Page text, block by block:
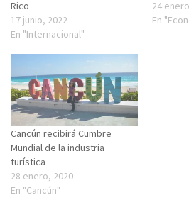
Rico
17 junio, 2022
En "Internacional"
24
En
Cancún recibirá Cumbre
Mundial de la industria
turística
28 enero, 2020
En "Cancún"